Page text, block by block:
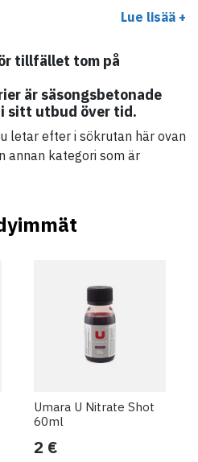
Lue lisää +
tillfället tom på
är säsongsbetonade
i sitt utbud över tid.
letar efter i sökrutan här ovan
annan kategori som är
Umara U Nitrate Shot
60ml
2 €